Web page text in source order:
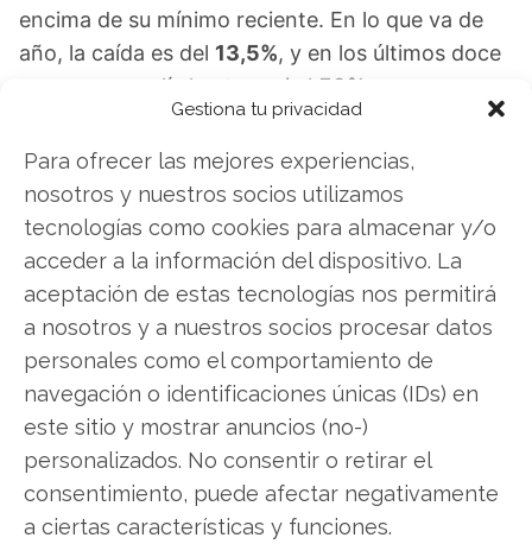
Gestiona tu privacidad
Para ofrecer las mejores experiencias,
nosotros y nuestros socios utilizamos
tecnologías como cookies para almacenar y/o
acceder a la información del dispositivo. La
aceptación de estas tecnologías nos permitirá
a nosotros y a nuestros socios procesar datos
personales como el comportamiento de
navegación o identificaciones únicas (IDs) en
este sitio y mostrar anuncios (no-)
personalizados. No consentir o retirar el
consentimiento, puede afectar negativamente
a ciertas características y funciones.
encima de su mínimo reciente. En lo que va de
año, la caída es del 13,5%, y en los últimos doce
meses se amplía hasta casi el 59%
Esta evolución contrasta con el activo
subyacente: desde el máximo de octubre de
2025, la acción de Strategy ha perdido más del
62%, mientras que Bitcoin solo retrocedió un
27% en el mismo periodo. El apalancamiento
alcista se ha convertido en una palanca
desproporcionada a la baja.
Conclusión: Un Perfil de Riesgo en
Transformación
El modelo se enfrenta a una prueba de estrés.